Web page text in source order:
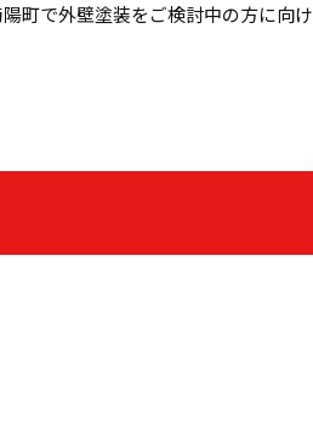
町で外壁塗装をご検討中の方に向